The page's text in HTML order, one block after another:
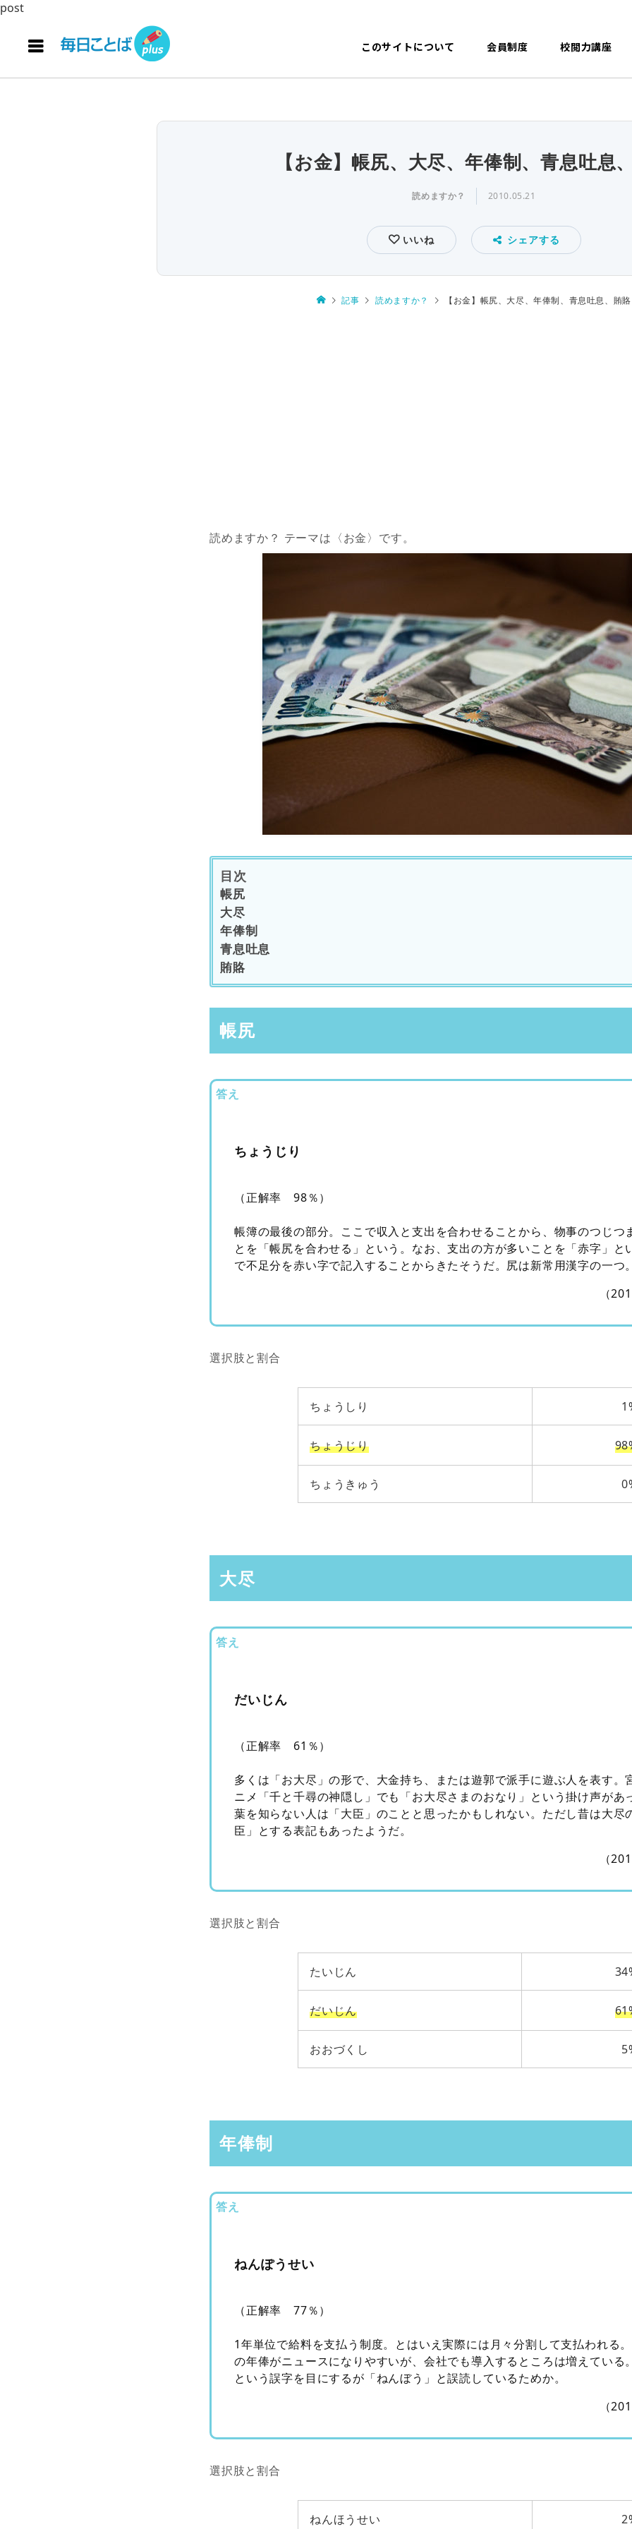
post
このサイトについて 会員制度 校閲力講座
【お金】帳尻、大尽、年俸制、青息吐息
読めますか？ 2010.05.21
いいね シェアする
記事 読めますか？ 【お金】帳尻、大尽、年俸制、青息吐息、賄賂
読めますか？ テーマは〈お金〉です。
目次
帳尻
大尽
年俸制
青息吐息
賄賂
帳尻
答え
ちょうじり
（正解率 98％）
帳簿の最後の部分。ここで収入と支出を合わせることから、物事のつじつ
とを「帳尻を合わせる」という。なお、支出の方が多いことを「赤字」と
で不足分を赤い字で記入することからきたそうだ。尻は新常用漢字の一つ。
（
選択肢と割合
ちょうしり
ちょうじり
ちょうきゅう
大尽
答え
だいじん
（正解率 61％）
多くは「お大尽」の形で、大金持ち、または遊郭で派手に遊ぶ人を表す。
ニメ「千と千尋の神隠し」でも「お大尽さまのおなり」という掛け声があ
葉を知らない人は「大臣」のことと思ったかもしれない。ただし昔は大尽
臣」とする表記もあったようだ。
（
選択肢と割合
たいじん
だいじん
おおづくし
年俸制
答え
ねんぽうせい
（正解率 77％）
1年単位で給料を支払う制度。とはいえ実際には月々分割して支払われる
の年俸がニュースになりやすいが、会社でも導入するところは増えている
という誤字を目にするが「ねんぼう」と誤読しているためか。
（
選択肢と割合
ねんほうせい